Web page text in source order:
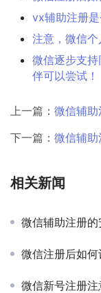
vx辅助注册
注意，微信
微信逐步支
伴可以尝试！
上一篇： 微信辅
下一篇： 微信辅
相关新闻
微信辅助注册
微信注册后如何
微信新号注册